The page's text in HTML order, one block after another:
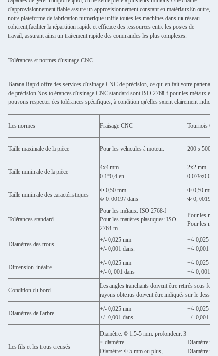
d'approvisionnement fiable assure un approvisionnement constant en matériauxEn outre,
notre plateforme de fabrication numérique unifie toutes les machines dans un réseau
cohérent,faciliter la répartition rapide et efficace des ressources entre les postes de
travail, assurant ainsi un traitement rapide des commandes les plus complexes.
Tolérances et normes d'usinage CNC
Barana Rapid offre des services d'usinage CNC de précision, ce qui en fait votre
de précision.Nos tolérances d'usinage CNC standard sont ISO 2768-f pour les métaux et
pouvons respecter des tolérances spécifiques, à condition qu'elles soient clairement
Les normes Fraisage CNC Tournois
Taille maximale de la pièce Pour les véhicules à moteur: 200 x 500
Taille minimale de la pièce
4x4 mm
0.1*0,4 en
2x2 mm
0.079x0.079
Taille minimale des caractéristiques
Φ 0,50 mm
Φ 0, 00197 dans
Φ 0,50 mm
Φ 0, 00197
Tolérances standard
Pour les métaux: ISO 2768-f
Pour les matières plastiques: ISO
2768-m
Pour les
Pour les
Diamètres des trous
+/- 0,025 mm
+/- 0,001 dans.
+/- 0,025
+/- 0,001
Dimension linéaire
+/- 0,025 mm
+/- 0, 001 dans
+/- 0,025
+/- 0, 001
Condition du bord
Les angles tranchants doivent être retirés sous
rayons obtenus doivent être indiqués sur le dessin.
Diamètres de l'arbre
+/- 0,025 mm
+/- 0,001 dans.
+/- 0,025
+/- 0,001
Les fils et les trous creusés
Diamètre: Φ 1,5-5 mm, profondeur: 3
× diamètre
Diamètre: Φ 5 mm ou plus,
Diamètre: Φ
Diamètre: Φ